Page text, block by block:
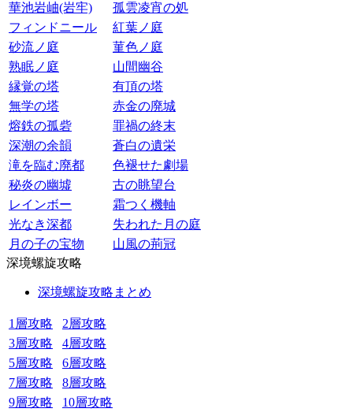
華池岩岫(岩牢)
孤雲凌宵の処
フィンドニール
紅葉ノ庭
砂流ノ庭
菫色ノ庭
熟眠ノ庭
山間幽谷
縁覚の塔
有頂の塔
無学の塔
赤金の廃城
熔鉄の孤砦
罪禍の終末
深潮の余韻
蒼白の遺栄
滝を臨む廃都
色褪せた劇場
秘炎の幽墟
古の眺望台
レインボー
霜つく機軸
光なき深都
失われた月の庭
月の子の宝物
山風の荊冠
深境螺旋攻略
深境螺旋攻略まとめ
1層攻略
2層攻略
3層攻略
4層攻略
5層攻略
6層攻略
7層攻略
8層攻略
9層攻略
10層攻略